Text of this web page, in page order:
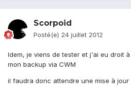
Scorpoid
Posté(e) 24 juillet 2012
Idem, je viens de tester et j'ai eu droit
mon backup via CWM
il faudra donc attendre une mise à jour